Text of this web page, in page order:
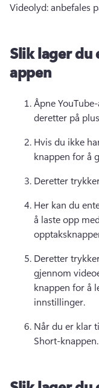
Videolyd: anbefales
Slik lager du
appen
Åpne
deretter på
Hvis du ikke
knappen for å
Deretter
Her kan du
å laste opp
Deretter
gjennom
knappen for å
innstillinger.
Når du er klar
Short-knappen.